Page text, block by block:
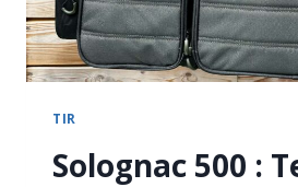
TIR
Solognac 500 :